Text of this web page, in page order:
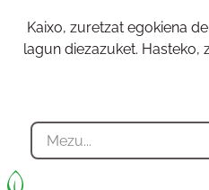
Kaixo, zuretzat egokiena
lagun diezazuket. Hasteko,